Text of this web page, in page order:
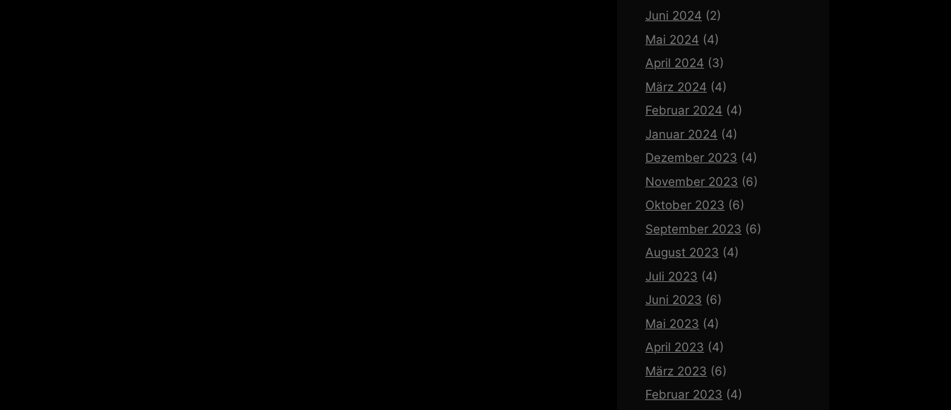
Juni 2024 (2)
Mai 2024 (4)
April 2024 (3)
März 2024 (4)
Februar 2024 (4)
Januar 2024 (4)
Dezember 2023 (4)
November 2023 (6)
Oktober 2023 (6)
September 2023 (6)
August 2023 (4)
Juli 2023 (4)
Juni 2023 (6)
Mai 2023 (4)
April 2023 (4)
März 2023 (6)
Februar 2023 (4)